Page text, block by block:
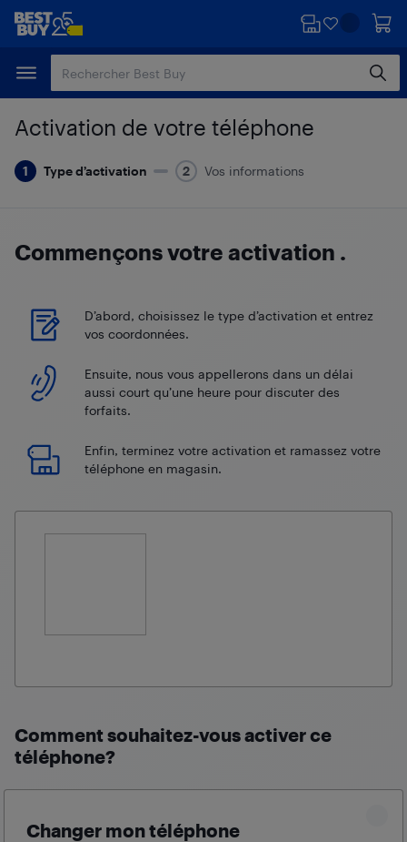
Passer
principal
Passer
Activation de votre téléphone
Type d’activation Vos informations
Commençons votre activation .
D’abord, choisissez le type d’activation et entrez
vos coordonnées.
Ensuite, nous vous appellerons dans un délai
aussi court qu’une heure pour discuter des
forfaits.
Enfin, terminez votre activation et ramassez votre
téléphone en magasin.
Comment souhaitez-vous activer ce
téléphone?
Changer mon téléphone